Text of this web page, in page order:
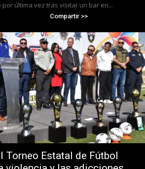
última vez tras visitar un bar en...
Compartir >>
Torneo Estatal de Fútbol